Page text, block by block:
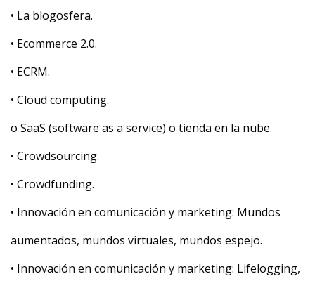
• La blogosfera.
• Ecommerce 2.0.
• ECRM.
• Cloud computing.
o SaaS (software as a service) o tienda en la nube.
• Crowdsourcing.
• Crowdfunding.
• Innovación en comunicación y marketing: Mundos
aumentados, mundos virtuales, mundos espejo.
• Innovación en comunicación y marketing: Lifelogging,